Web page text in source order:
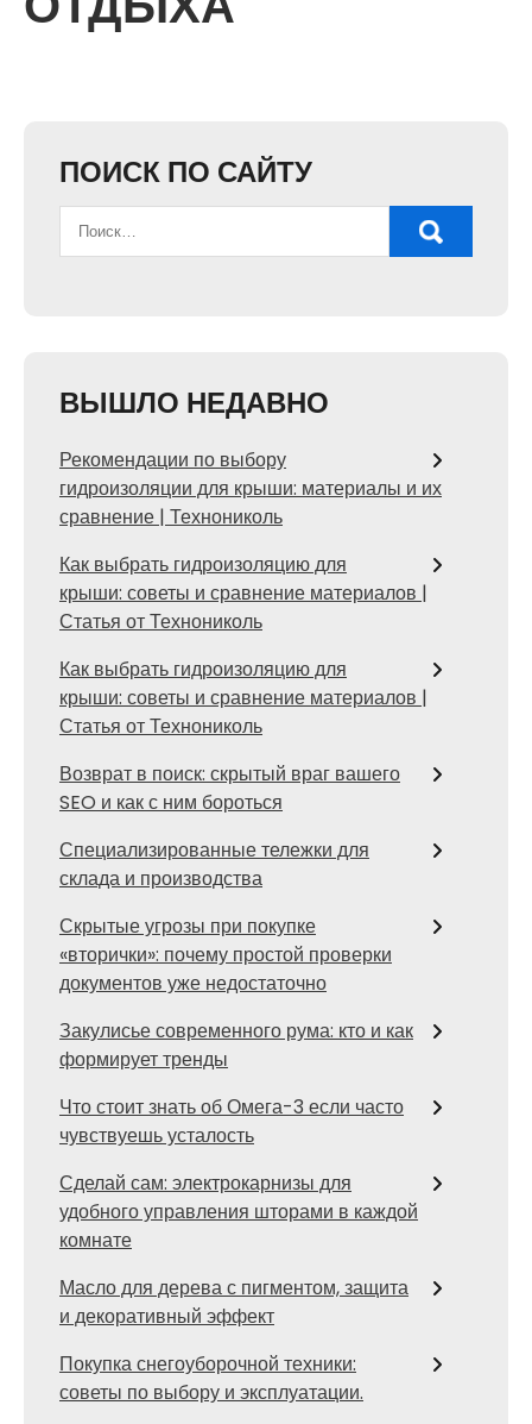
ПОИСК ПО САЙТУ
ВЫШЛО НЕДАВНО
Рекомендации по выбору
гидроизоляции для крыши: материалы и их
сравнение | Технониколь
Как выбрать гидроизоляцию для
крыши: советы и сравнение материалов |
Статья от Технониколь
Как выбрать гидроизоляцию для
крыши: советы и сравнение материалов |
Статья от Технониколь
Возврат в поиск: скрытый враг вашего
SEO и как с ним бороться
Специализированные тележки для
склада и производства
Скрытые угрозы при покупке
«вторички»: почему простой проверки
документов уже недостаточно
Закулисье современного рума: кто и как
формирует тренды
Что стоит знать об Омега-3 если часто
чувствуешь усталость
Сделай сам: электрокарнизы для
удобного управления шторами в каждой
комнате
Масло для дерева с пигментом, защита
и декоративный эффект
Покупка снегоуборочной техники:
советы по выбору и эксплуатации.